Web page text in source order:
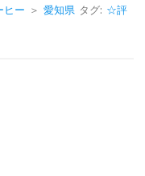
ヒー ＞ 愛知県 タグ: ☆評